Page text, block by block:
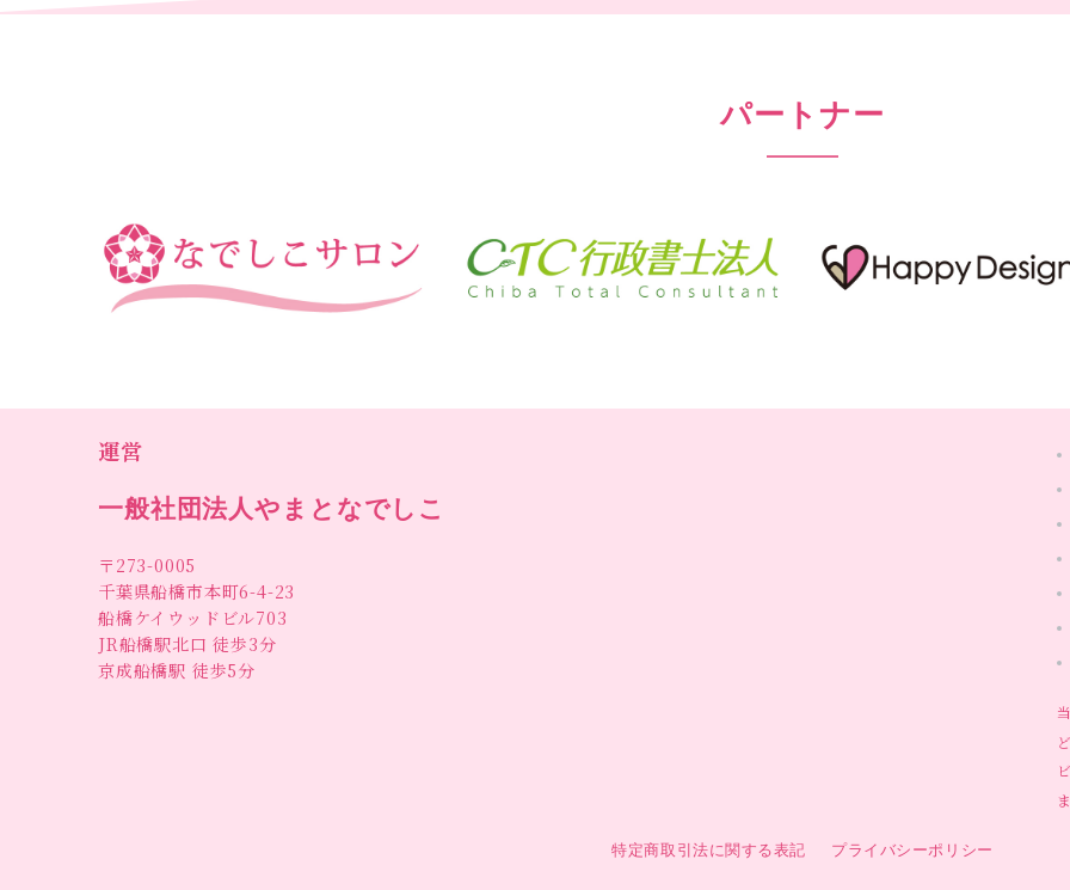
パートナー
運営
一般社団法人やまとなでしこ
〒273-0005
千葉県船橋市本町6-4-23
船橋ケイウッドビル703
JR船橋駅北口 徒歩3分
京成船橋駅 徒歩5分
特定商取引法に関する表記 プライバシーポリシー